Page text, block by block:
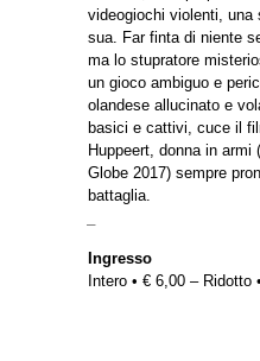
videogiochi violenti, una
sua. Far finta di niente
ma lo stupratore
un gioco ambiguo e
olandese allucinato e
basici e cattivi, cuce il
Huppeert, donna in
Globe 2017) sempre
battaglia.
Ingresso
Intero • € 6,00 – Ridotto